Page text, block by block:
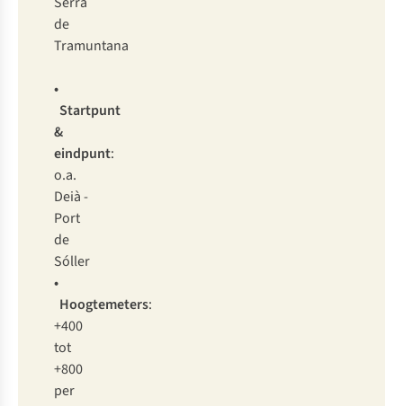
de
Tramuntana
•
Startpunt
&
eindpunt:
o.a.
Deià -
Port
de
Sóller
•
Hoogtemeters:
+400
tot
+800
per